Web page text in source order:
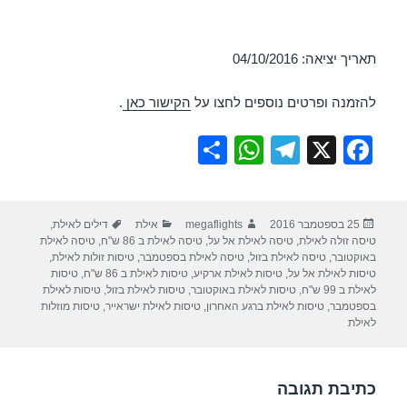
תאריך יציאה: 04/10/2016
להזמנה ופרטים נוספים לחצו על הקישור כאן .
F
e
b
o
X
T
gr
a
m
W
s
A
p
e
פורסם
בתאריך
25 בספטמבר 2016 מחבר
megaflights קטגוריות
אילת תגיות
דילים לאילת,
טיסה זולה לאילת,טיסה לאילת אל על,טיסה לאילת ב 86 ש"ח ,טיסה לאילת
באוקטובר,טיסה לאילת בזול,טיסה לאילת בספטמבר,טיסות זולות לאילת,
טיסות לאילת אל על,טיסות לאילת ארקיע,טיסות לאילת ב 86 ש"ח ,טיסות
לאילת ב 99 ש"ח
,טיסות לאילת באוקטובר,טיסות לאילת בזול,טיסות לאילת
בספטמבר,טיסות לאילת ברגע האחרון,טיסות לאילת ישראייר,טיסות מוזלות
לאילת
כתיבת תגובה